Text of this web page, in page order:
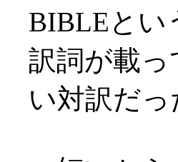
BIBLEとい
訳詞が載
い対訳だ